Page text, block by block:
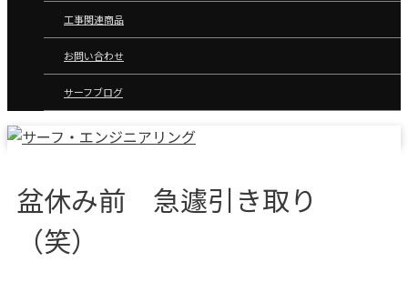
工事関連商品
お問い合わせ
サーフブログ
盆休み前 急遽引き取り
（笑）